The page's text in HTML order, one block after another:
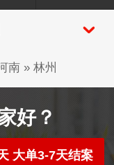
南» 林州
好？
大单3-7天结案